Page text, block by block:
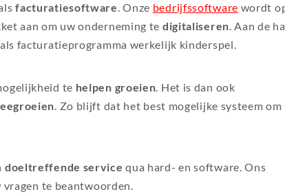
facturatiesoftware. Onze bedrijfssoftware wordt
aan om uw onderneming te digitaliseren. Aan de
facturatieprogramma werkelijk kinderspel.
te helpen groeien. Het is dan ook
. Zo blijft dat het best mogelijke systeem om
doeltreffende servicequa hard- en software. Ons
te beantwoorden.